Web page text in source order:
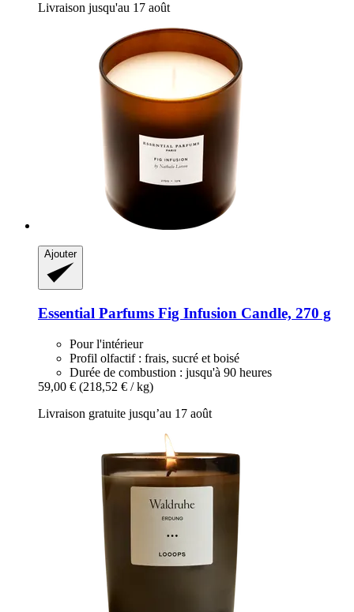
Livraison jusqu'au 17 août
Ajouter
Essential Parfums Fig Infusion Candle, 270 g
Pour l'intérieur
Profil olfactif : frais, sucré et boisé
Durée de combustion : jusqu'à 90 heures
59,00 € (218,52 € / kg)
Livraison gratuite jusqu’au 17 août